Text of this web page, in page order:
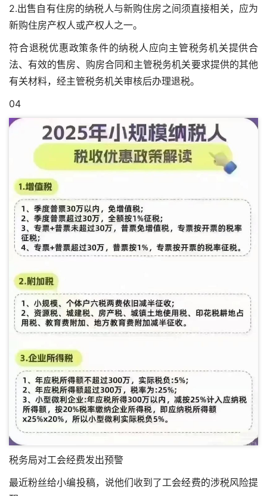
2.出售自有住房的纳税人与新购住房之间须直接相关，应为
新购住房产权人或产权人之一。
符合退税优惠政策条件的纳税人应向主管税务机关提供合
法、有效的售房、购房合同和主管税务机关要求提供的其他
有关材料，经主管税务机关审核后办理退税。
04
税务局对工会经费发出预警
最近粉丝给小编投稿，说他们收到了工会经费的涉税风险提